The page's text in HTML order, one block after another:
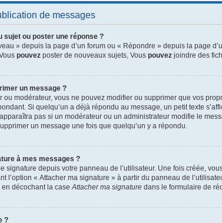
de messages
sujet ou poster une réponse ?
» depuis la page d’un forum ou « Répondre » depuis la page
pouvez poster de nouveaux sujets, Vous pouvez joindre des
un message ?
ou modérateur, vous ne pouvez modifier ou supprimer que vos
Si quelqu’un a déjà répondu au message, un petit texte
pas si un modérateur ou un administrateur modifie le
un message une fois que quelqu’un y a répondu.
à mes messages ?
signature depuis votre panneau de l’utilisateur. Une fois créée,
l’option « Attacher ma signature » à partir du panneau de
en décochant la caseAttacher ma signature dans le formulaire de
?